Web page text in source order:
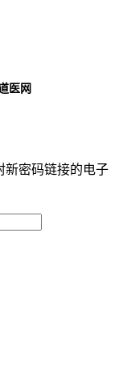
医网
新密码链接的电子